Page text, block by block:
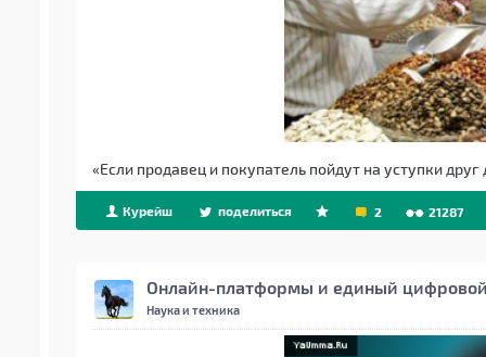
«Если продавец и покупатель пойдут на уступки
Курейш поделиться 2 21287
Онлайн-платформы и единый
Наука и техника